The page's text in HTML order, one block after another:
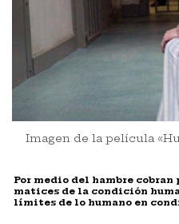
Imagen de la película
Por medio del hambre
matices de la condición
límites de lo humano en